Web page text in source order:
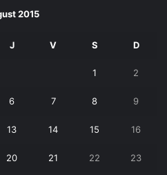
2015
J V S D
1 2
6 7 8 9
13 14 15 16
20 21 22 23